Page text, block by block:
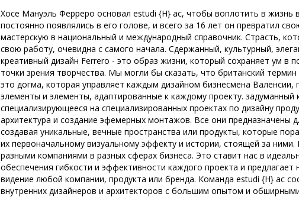
Хосе Мануэль Ферреро основал estudi {H} ac, чтобы воплотить в жизнь
постоянно появлялись в его голове, и всего за 16 лет он превратил
мастерскую в национальный и международный справочник. Страсть,
свою работу, очевидна с самого начала. Сдержанный, культурный,
креативный дизайн Ferrero - это образ жизни, который сохраняет ум в
точки зрения творчества. Мы могли бы сказать, что британский термин
это догма, которая управляет каждым дизайном бизнесмена Валенсии,
элементы и элементы, адаптированные к каждому проекту. задуманный
специализирующееся на специализированных проектах по дизайну
архитектура и создание эфемерных монтажов. Все они предназначены
создавая уникальные, вечные пространства или продукты, которые
их первоначальному визуальному эффекту и истории, стоящей за
разными компаниями в разных сферах бизнеса. Это ставит нас в
обеспечения гибкости и эффективности каждого проекта и
видение любой компании, продукта или бренда. Команда estudi {H} ac
внутренних дизайнеров и архитекторов с большим опытом и